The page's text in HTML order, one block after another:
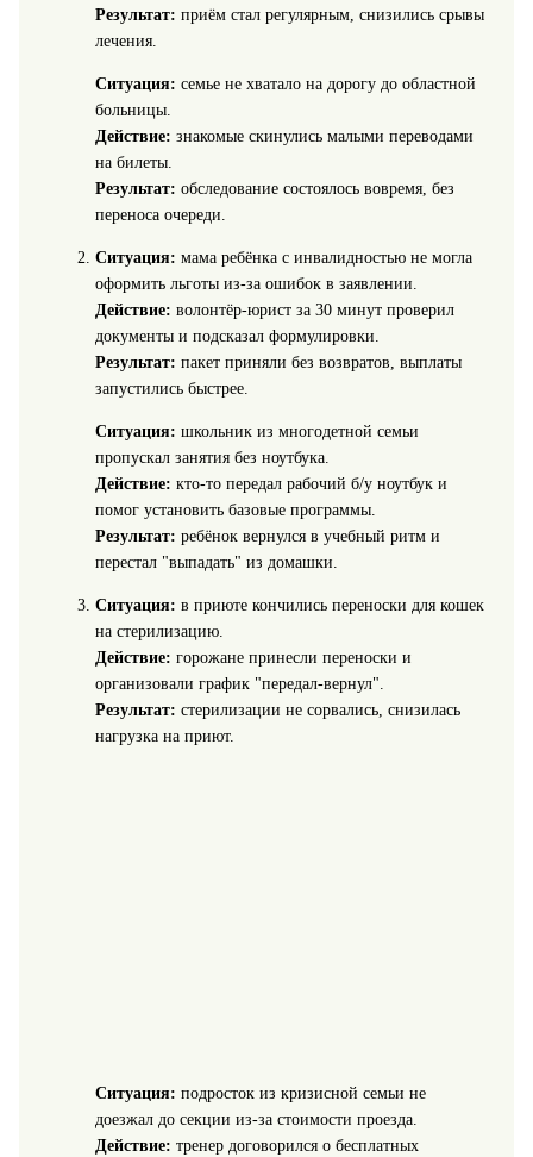
Результат: приём стал регулярным, снизились срывы
лечения.
Ситуация: семье не хватало на дорогу до областной
больницы.
Действие: знакомые скинулись малыми переводами
на билеты.
Результат: обследование состоялось вовремя, без
переноса очереди.
Ситуация: мама ребёнка с инвалидностью не могла
оформить льготы из-за ошибок в заявлении.
Действие: волонтёр-юрист за 30 минут проверил
документы и подсказал формулировки.
Результат: пакет приняли без возвратов, выплаты
запустились быстрее.
Ситуация: школьник из многодетной семьи
пропускал занятия без ноутбука.
Действие: кто-то передал рабочий б/у ноутбук и
помог установить базовые программы.
Результат: ребёнок вернулся в учебный ритм и
перестал "выпадать" из домашки.
Ситуация: в приюте кончились переноски для кошек
на стерилизацию.
Действие: горожане принесли переноски и
организовали график "передал-вернул".
Результат: стерилизации не сорвались, снизилась
нагрузка на приют.
Ситуация: подросток из кризисной семьи не
доезжал до секции из-за стоимости проезда.
Действие: тренер договорился о бесплатных